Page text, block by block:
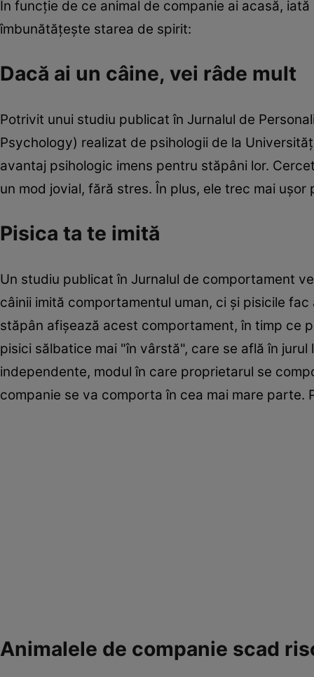
În funcţie de ce animal de companie ai acasă,
îmbunătăţeşte starea de spirit:
Dacă ai un câine, vei râde mult
Potrivit unui studiu publicat în Jurnalul de
Psychology) realizat de psihologii de la
avantaj psihologic imens pentru stăpâni lor.
un mod jovial, fără stres. În plus, ele trec mai
Pisica ta te imită
Un studiu publicat în Jurnalul de comportament
câinii imită comportamentul uman, ci şi pisicile
stăpân afişează acest comportament, în timp ce
pisici sălbatice mai "în vârstă", care se află în
independente, modul în care proprietarul se
companie se va comporta în cea mai mare parte.
Animalele de companie scad